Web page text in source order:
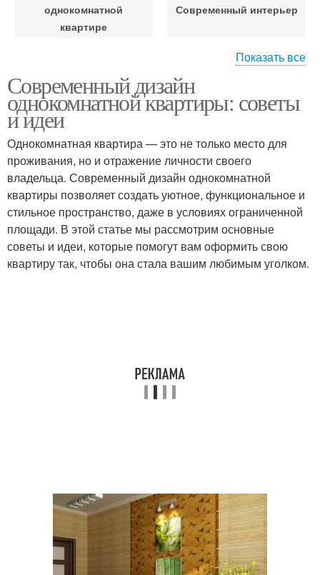
однокомнатной
квартире
Современный интерьер
Пространство в
небольшой квартире
Гамма для
интерьера
Минималистичный
интерьер
Показать все
Современный дизайн
однокомнатной квартиры: советы
и идеи
Однокомнатная квартира — это не только место для
проживания, но и отражение личности своего
владельца. Современный дизайн однокомнатной
квартиры позволяет создать уютное, функциональное и
стильное пространство, даже в условиях ограниченной
площади. В этой статье мы рассмотрим основные
советы и идеи, которые помогут вам оформить свою
квартиру так, чтобы она стала вашим любимым уголком.